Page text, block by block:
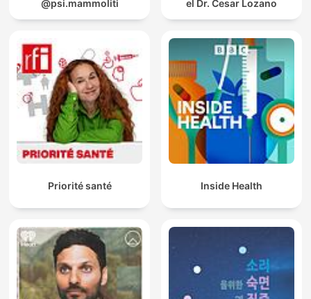
@psi.mammoliti
el Dr. Cesar Lozano
Priorité santé Inside Health